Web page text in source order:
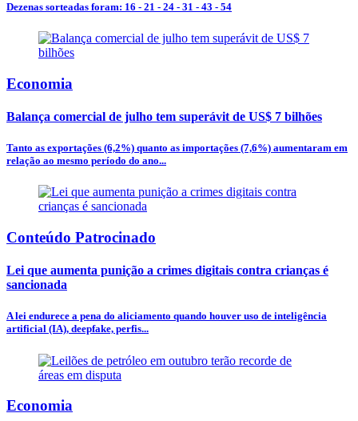
Dezenas sorteadas foram: 16 - 21 - 24 - 31 - 43 - 54
Economia
Balança comercial de julho tem superávit de US$ 7 bilhões
Tanto as exportações (6,2%) quanto as importações (7,6%) aumentaram em
relação ao mesmo período do ano...
Conteúdo Patrocinado
Lei que aumenta punição a crimes digitais contra crianças é
sancionada
A lei endurece a pena do aliciamento quando houver uso de inteligência
artificial (IA), deepfake, perfis...
Economia